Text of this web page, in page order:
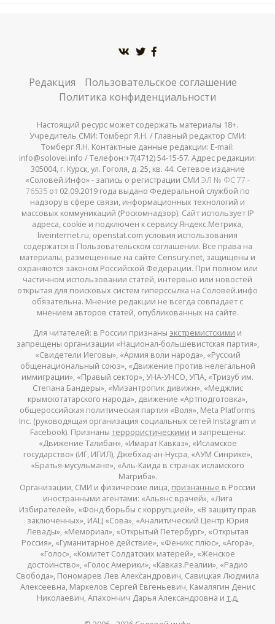
Редакция
Пользовательское соглашение
Политика конфиденциальности
Настоящий ресурс может содержать материалы 18+.
Учредитель СМИ: Томберг Я.Н. / Главный редактор СМИ:
Томберг Я.Н. Контактные данные редакции: E-mail:
info@solovei.info / Телефон:+7(4712) 54-15-57. Адрес редакции:
305004, г. Курск, ул. Гоголя, д. 25, кв. 44. Сетевое издание
«Соловей.Инфо» - запись о регистрации СМИ ЭЛ № ФС 77 -
76535от 02.09.2019 года выдано Федеральной службой по
надзору в сфере связи, информационных технологий и
массовых коммуникаций (Роскомнадзор). Сайт использует IP
адреса, cookie и подключен к сервису Яндекс.Метрика,
liveinternet.ru, openstat.com условия использования
содержатся в Пользовательском соглашении. Все права на
материалы, размещенные на сайте Censury.net, защищены и
охраняются законом Российской Федерации. При полном или
частичном использовании статей, интервью или новостей
открытая для поисковых систем гиперссылка на Соловей.инфо
обязательна. Мнение редакции не всегда совпадает с
мнением авторов статей, опубликованных на сайте.
Для читателей: в России признаны экстремистскими и
запрещены организации «Национал-большевистская партия»,
«Свидетели Иеговы», «Армия воли народа», «Русский
общенациональный союз», «Движение против нелегальной
иммиграции», «Правый сектор», УНА-УНСО, УПА, «Тризуб им.
Степана Бандеры», «Мизантропик дивижн», «Меджлис
крымскотатарского народа», движение «Артподготовка»,
общероссийская политическая партия «Воля», Meta Platforms
Inc. (руководящая организация социальных сетей Instagram и
Facebook). Признаны террористическими и запрещены:
«Движение Талибан», «Имарат Кавказ», «Исламское
государство» (ИГ, ИГИЛ), Джебхад-ан-Нусра, «АУМ Синрике»,
«Братья-мусульмане», «Аль-Каида в странах исламского
Магриба».
Организации, СМИ и физические лица, признанные в России
иностранными агентами: «Альянс врачей», «Лига
Избирателей», «Фонд борьбы с коррупцией», «В защиту прав
заключенных», ИАЦ «Сова», «Аналитический Центр Юрия
Левады», «Мемориал», «Открытый Петербург», «Открытая
Россия», «Гуманитарное действие», «Феникс плюс», «Агора»,
«Голос», «Комитет Солдатских матерей», «Женское
достоинство», «Голос Америки», «Кавказ.Реалии», «Радио
Свобода», Пономарев Лев Александрович, Савицкая Людмила
Алексеевна, Маркелов Сергей Евгеньевич, Камалягин Денис
Николаевич, Апахончич Дарья Александровна и т.д.